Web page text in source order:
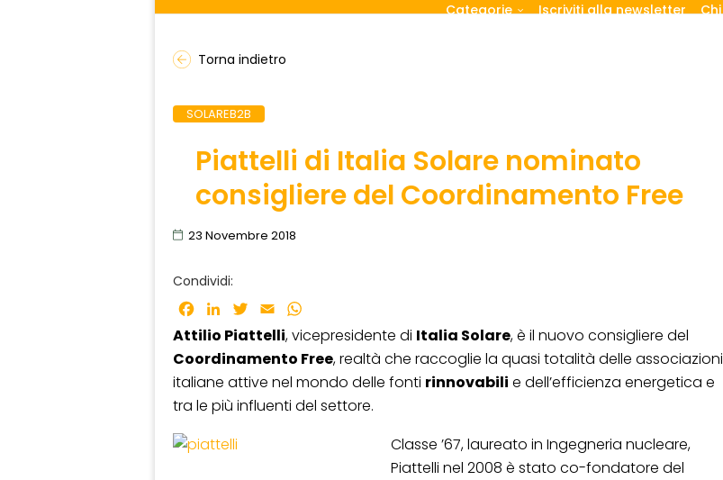
Categorie Iscriviti alla newsletter
Torna indietro
SOLAREB2B
Piattelli di Italia Solare nominato
consigliere del Coordinamento Free
23 Novembre 2018
Condividi:
Facebook
LinkedInTwitter
Email
Attilio Piattelli, vicepresidente di Italia Solare, è il nuovo consigliere del
Coordinamento Free, realtà che raccoglie la quasi totalità delle associazioni
italiane attive nel mondo delle fonti rinnovabili e dell’efficienza energetica e
tra le più influenti del settore.
Classe ’67, laureato in Ingegneria nucleare,
Piattelli nel 2008 è stato co-fondatore del